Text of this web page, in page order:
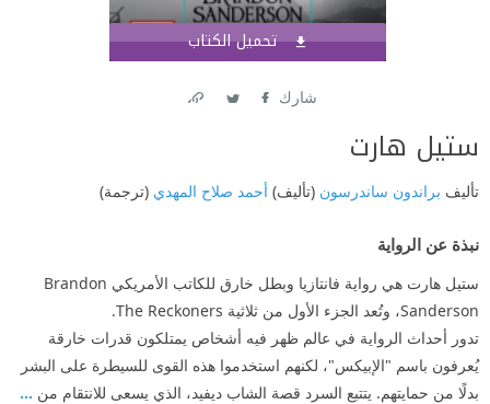
تحميل الكتاب
شارك
ستيل هارت
تأليف براندون ساندرسون (تأليف) أحمد صلاح المهدي (ترجمة)
نبذة عن الرواية
ستيل هارت هي رواية فانتازيا وبطل خارق للكاتب الأمريكي Brandon
Sanderson، وتُعد الجزء الأول من ثلاثية The Reckoners.
تدور أحداث الرواية في عالم ظهر فيه أشخاص يمتلكون قدرات خارقة
يُعرفون باسم "الإبيكس"، لكنهم استخدموا هذه القوى للسيطرة على البشر
بدلًا من حمايتهم. يتتبع السرد قصة الشاب ديفيد، الذي يسعى للانتقام من ...